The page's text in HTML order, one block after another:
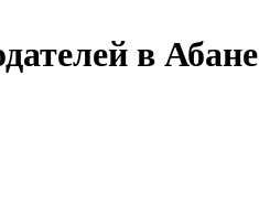
в Абане